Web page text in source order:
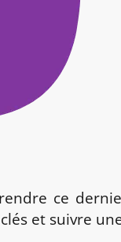
ce
et suivre